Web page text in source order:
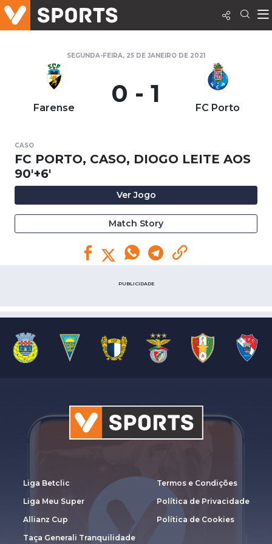
SEGUNDA-FEIRA, 25 DE JANEIRO DE 2021
Farense 0 - 1 FC Porto
CASO
FC PORTO, CASO, DIOGO LEITE AOS
90'+6'
Ver Jogo
Match Story
PUBLICIDADE
Liga Betclic
Liga Meu Super
Allianz Cup
Taça Generali Tranquilidade
Termos e Condições
Política de Privacidade
Política de Cookies